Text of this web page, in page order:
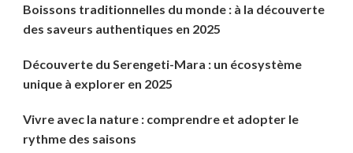
Boissons traditionnelles du monde : à la découverte
des saveurs authentiques en 2025
Découverte du Serengeti-Mara : un écosystème
unique à explorer en 2025
Vivre avec la nature : comprendre et adopter le
rythme des saisons